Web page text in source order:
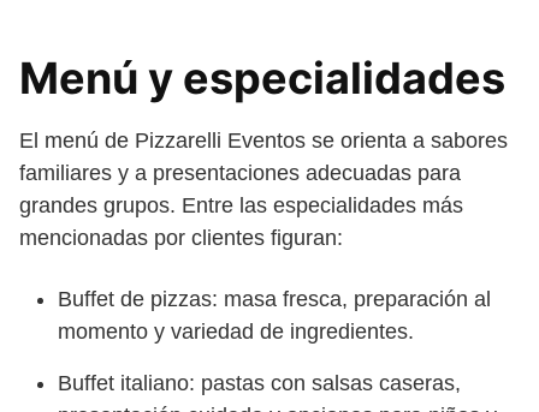
Menú y especialidades
El menú de Pizzarelli Eventos se orienta a sabores
familiares y a presentaciones adecuadas para
grandes grupos. Entre las especialidades más
mencionadas por clientes figuran:
Buffet de pizzas: masa fresca, preparación al
momento y variedad de ingredientes.
Buffet italiano: pastas con salsas caseras,